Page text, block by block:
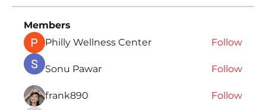
Members
Philly Wellness Center
Follow
Sonu Pawar Follow
frank890 Follow